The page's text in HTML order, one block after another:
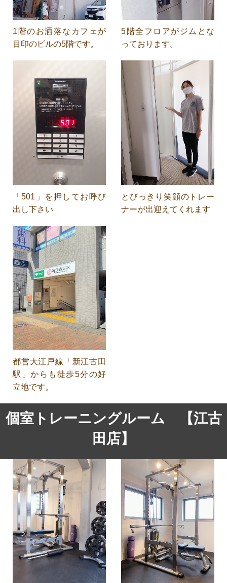
1階のお洒落なカフェが
目印のビルの5階です。
5階全フロアがジムとな
っております。
「501」を押してお呼び
出し下さい
とびっきり笑顔のトレー
ナーが出迎えてくれます
都営大江戸線「新江古田
駅」からも徒歩5分の好
立地です。
個室トレーニングルーム 【江古
田店】